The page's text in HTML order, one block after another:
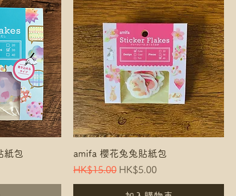
紙包
amifa 櫻花兔兔貼紙包
Regular Price
HK$15.00 Sale Price
HK$5.00